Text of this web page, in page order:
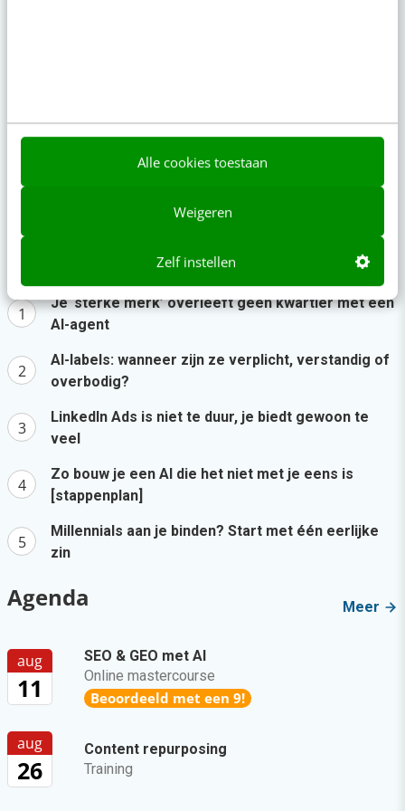
Alle cookies toestaan
Weigeren
Zelf instellen
gisteren· 6 min·
Denk je dat je positionering helder is? Doe de
4 min·
Je ‘sterke merk’ overleeft geen kwartier met een
AI-agent
AI-labels: wanneer zijn ze verplicht, verstandig of
overbodig?
LinkedIn Ads is niet te duur, je biedt gewoon te
veel
Zo bouw je een AI die het niet met je eens is
[stappenplan]
Millennials aan je binden? Start met één eerlijke
zin
Agenda Meer
aug
11
SEO & GEO met AI
Online mastercourse
Beoordeeld met een 9!
aug
26
Content repurposing
Training